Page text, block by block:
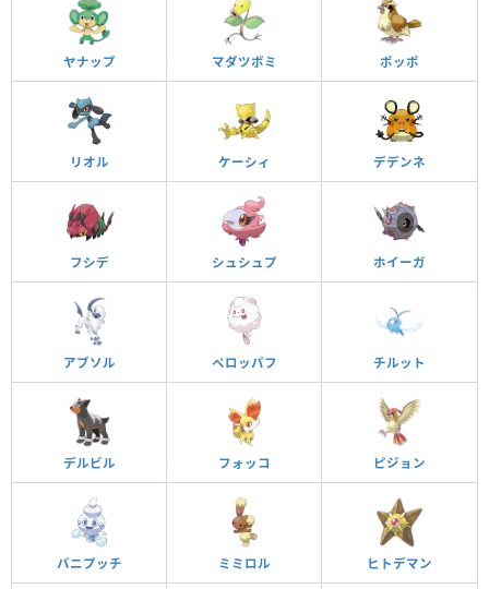
ヤナップ マダツボミ ポッポ
リオル ケーシィ デデンネ
フシデ シュシュプ ホイーガ
アブソル ペロッパフ チルット
デルビル フォッコ ピジョン
バニプッチ ミミロル ヒトデマン